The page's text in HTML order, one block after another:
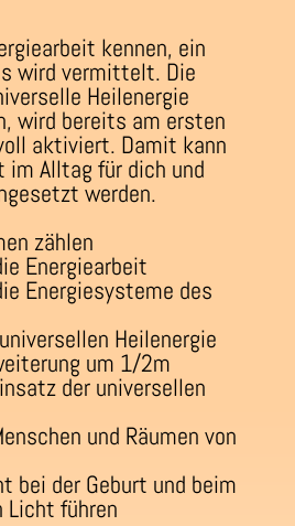
kennen, ein
wird vermittelt. Die
Heilenergie
wird bereits am ersten
aktiviert. Damit kann
im Alltag für dich und
werden.
zählen
Energiearbeit
Energiesysteme des
Heilenergie
um 1/2m
der universellen
und Räumen von
bei der Geburt und beim
Licht führen